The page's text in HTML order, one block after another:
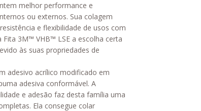
melhor performance e
ou externos. Sua colagem
e flexibilidade de usos com
3M™ VHB™ LSE a escolha certa
às suas propriedades de
adesivo acrílico modificado em
adesiva conformável. A
e adesão faz desta família uma
Ela consegue colar